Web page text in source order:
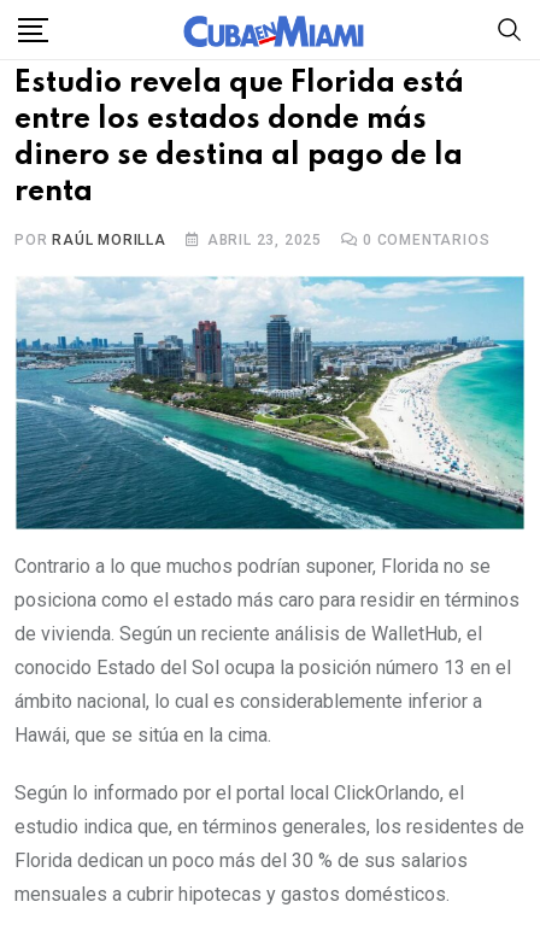
Skip
content
Estudio revela que Florida está
entre los estados donde más
dinero se destina al pago de la
renta
POR RAÚL MORILLA ABRIL 23, 2025 0 COMENTARIOS
Contrario a lo que muchos podrían suponer, Florida no se
posiciona como el estado más caro para residir en términos
de vivienda. Según un reciente análisis de WalletHub, el
conocido Estado del Sol ocupa la posición número 13 en el
ámbito nacional, lo cual es considerablemente inferior a
Hawái, que se sitúa en la cima.
Según lo informado por el portal local ClickOrlando, el
estudio indica que, en términos generales, los residentes de
Florida dedican un poco más del 30 % de sus salarios
mensuales a cubrir hipotecas y gastos domésticos.